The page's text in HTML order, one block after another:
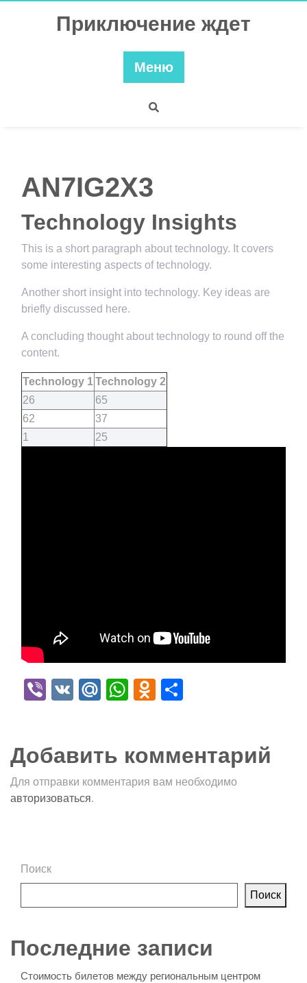
Приключение ждет
Меню
AN7IG2X3
Technology Insights
This is a short paragraph about technology. It covers
some interesting aspects of technology.
Another short insight into technology. Key ideas are
briefly discussed here.
A concluding thought about technology to round off the
content.
Technology 1Technology 2
26
65
62
37
1
25
Viber
VK Mail.Ru
WhatsApp
Odnoklassniki
Добавить комментарий
Для отправки комментария вам необходимо
авторизоваться.
Поиск
Поиск
Последние записи
Стоимость билетов между региональным центром